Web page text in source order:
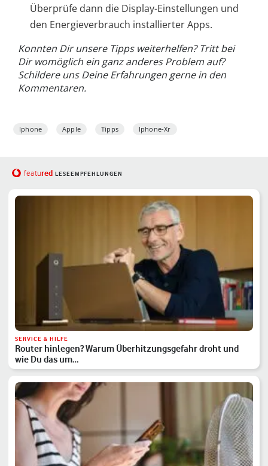
Überprüfe dann die Display-Einstellungen und
den Energieverbrauch installierter Apps.
Konnten Dir unsere Tipps weiterhelfen? Tritt bei
Dir womöglich ein ganz anderes Problem auf?
Schildere uns Deine Erfahrungen gerne in den
Kommentaren.
Iphone Apple Tipps Iphone-Xr
featured LESEEMPFEHLUNGEN
SERVICE & HILFE
Router hinlegen? Warum Überhitzungsgefahr droht und
wie Du das um…